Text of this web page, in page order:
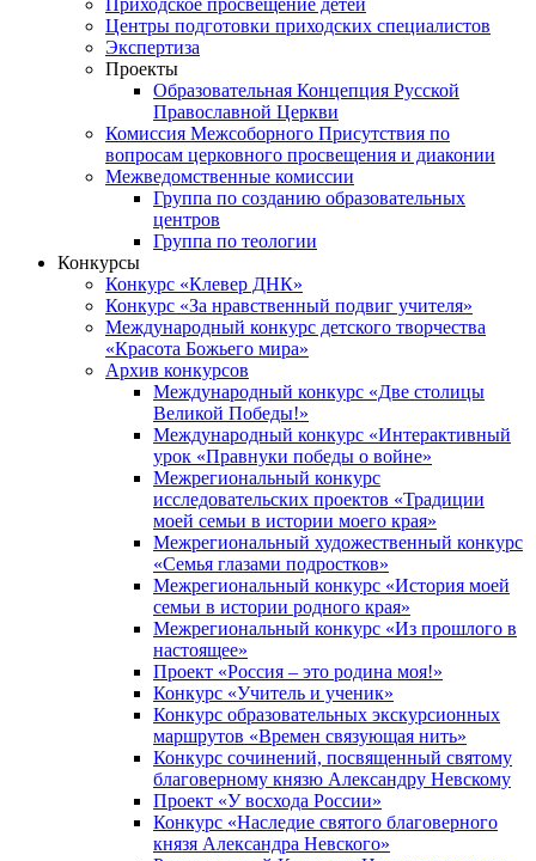
Приходское просвещение детей
Центры подготовки приходских специалистов
Экспертиза
Проекты
Образовательная Концепция Русской
Православной Церкви
Комиссия Межсоборного Присутствия по
вопросам церковного просвещения и диаконии
Межведомственные комиссии
Группа по созданию образовательных
центров
Группа по теологии
Конкурсы
Конкурс «Клевер ДНК»
Конкурс «За нравственный подвиг учителя»
Международный конкурс детского творчества
«Красота Божьего мира»
Архив конкурсов
Международный конкурс «Две столицы
Великой Победы!»
Международный конкурс «Интерактивный
урок «Правнуки победы о войне»
Межрегиональный конкурс
исследовательских проектов «Традиции
моей семьи в истории моего края»
Межрегиональный художественный конкурс
«Семья глазами подростков»
Межрегиональный конкурс «История моей
семьи в истории родного края»
Межрегиональный конкурс «Из прошлого в
настоящее»
Проект «Россия – это родина моя!»
Конкурс «Учитель и ученик»
Конкурс образовательных экскурсионных
маршрутов «Времен связующая нить»
Конкурс сочинений, посвященный святому
благоверному князю Александру Невскому
Проект «У восхода России»
Конкурс «Наследие святого благоверного
князя Александра Невского»